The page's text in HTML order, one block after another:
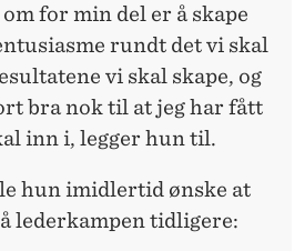
for min del er å skape
rundt det vi skal
vi skal skape, og
bra nok til at jeg har fått
inn i, legger hun til.
hun imidlertid ønske at
lederkampen tidligere: